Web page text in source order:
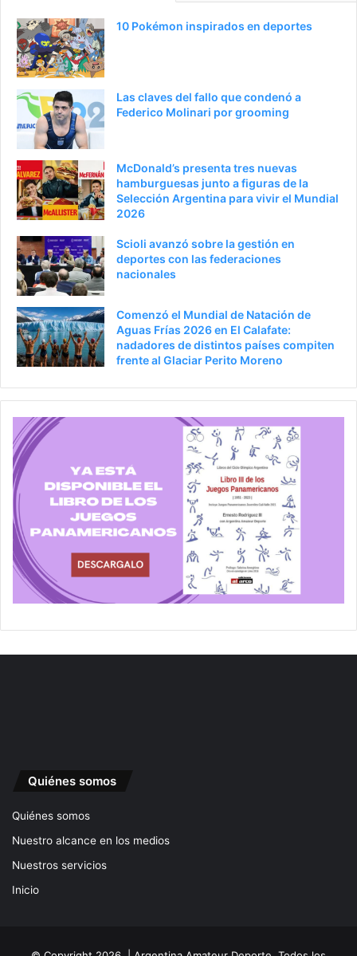
10 Pokémon inspirados en deportes
Las claves del fallo que condenó a
Federico Molinari por grooming
McDonald’s presenta tres nuevas
hamburguesas junto a figuras de la
Selección Argentina para vivir el Mundial
2026
Scioli avanzó sobre la gestión en
deportes con las federaciones
nacionales
Comenzó el Mundial de Natación de
Aguas Frías 2026 en El Calafate:
nadadores de distintos países compiten
frente al Glaciar Perito Moreno
Quiénes somos
Quiénes somos
Nuestro alcance en los medios
Nuestros servicios
Inicio